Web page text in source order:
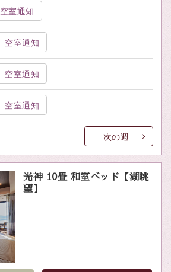
空室通知
空室通知
空室通知
空室通知
次の週
光神 10畳 和室ベッド【湖眺
望】